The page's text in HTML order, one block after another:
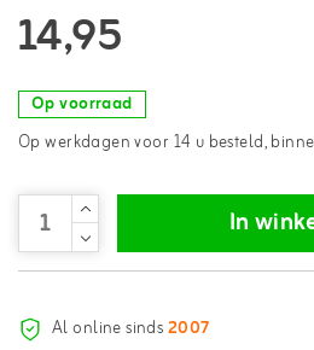
14,95
Op voorraad
Op werkdagen voor 14 u besteld,
In
Al online sinds2007